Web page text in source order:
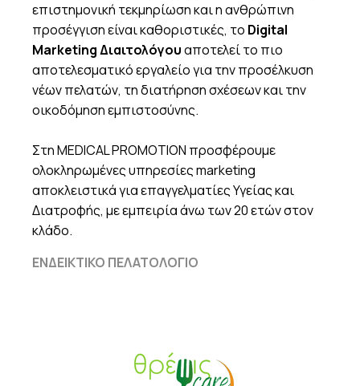
επιστημονική τεκμηρίωση και η ανθρώπινη
προσέγγιση είναι καθοριστικές, το Digital
Marketing Διαιτολόγουαποτελεί το πιο
αποτελεσματικό εργαλείο για την προσέλκυση
νέων πελατών, τη διατήρηση σχέσεων και την
οικοδόμηση εμπιστοσύνης.
Στη MEDICAL PROMOTION προσφέρουμε
ολοκληρωμένες υπηρεσίες marketing
αποκλειστικά για επαγγελματίες Υγείας και
Διατροφής, με εμπειρία άνω των 20 ετών στον
κλάδο.
ΕΝΔΕΙΚΤΙΚΟ ΠΕΛΑΤΟΛΟΓΙΟ